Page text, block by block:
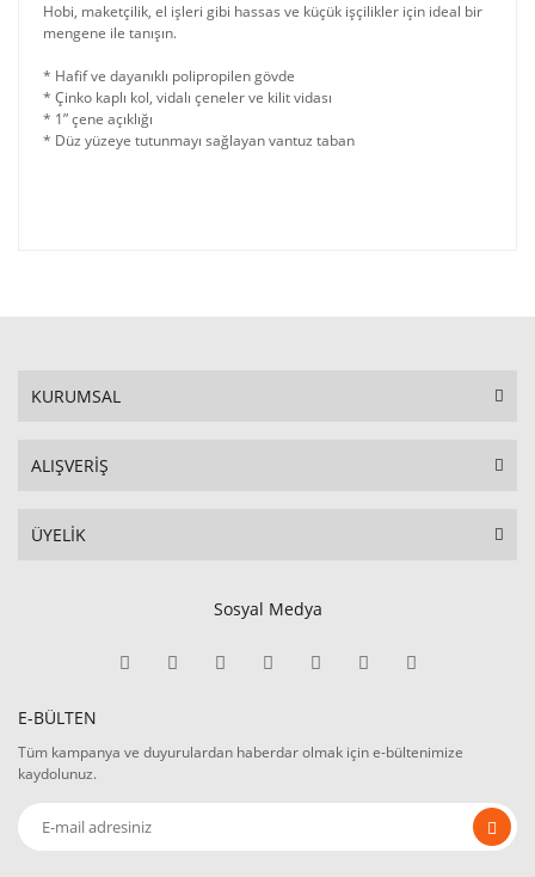
Hobi, maketçilik, el işleri gibi hassas ve küçük işçilikler için ideal bir
mengene ile tanışın.
* Hafif ve dayanıklı polipropilen gövde
* Çinko kaplı kol, vidalı çeneler ve kilit vidası
* 1” çene açıklığı
* Düz yüzeye tutunmayı sağlayan vantuz taban
KURUMSAL
ALIŞVERİŞ
ÜYELİK
Sosyal Medya
E-BÜLTEN
Tüm kampanya ve duyurulardan haberdar olmak için e-bültenimize
kaydolunuz.